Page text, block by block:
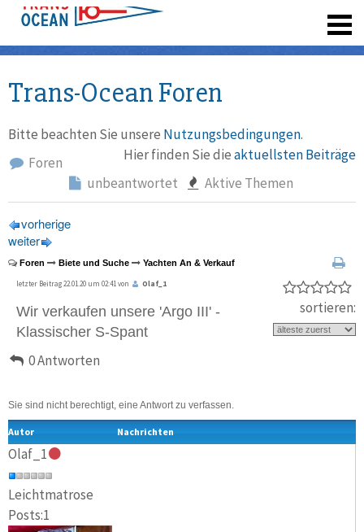
Trans-Ocean Foren
Bitte beachten Sie unsere Nutzungsbedingungen.
Hier finden Sie dieaktuellsten Beiträge
Foren
unbeantwortet
Aktive Themen
vorherige
weiter
Foren Biete und Suche Yachten An & Verkauf
letzter Beitrag 22.01.20 um 02:41 von Olaf_1
Wir verkaufen unsere 'Argo III' -
Klassischer S-Spant
0 Antworten
sortieren:
Sie sind nicht berechtigt, eine Antwort zu verfassen.
Autor Nachrichten
Olaf_1
Leichtmatrose
Posts:1